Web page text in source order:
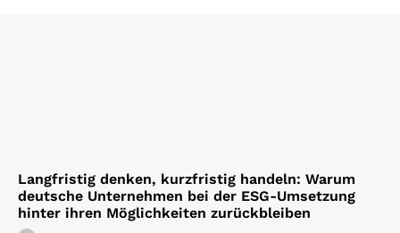
Langfristig denken, kurzfristig handeln: Warum
deutsche Unternehmen bei der ESG-Umsetzung
hinter ihren Möglichkeiten zurückbleiben